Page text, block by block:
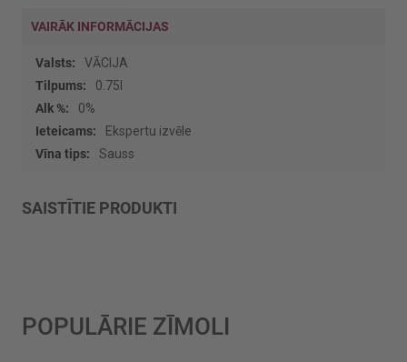
VAIRĀK INFORMĀCIJAS
Vairāk
informācijas
VĀCIJA
0.75l
0%
Ekspertu izvēle
Sauss
SAISTĪTIE PRODUKTI
POPULĀRIE ZĪMOLI